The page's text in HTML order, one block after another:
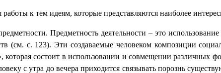
работы к тем идеям, которые представляются наиболее
Предметность деятельности – это
(см. с. 123). Эти создаваемые человеком композиции
которая состоит в использовании и совмещении различных
с утра до вечера приходится связывать порознь